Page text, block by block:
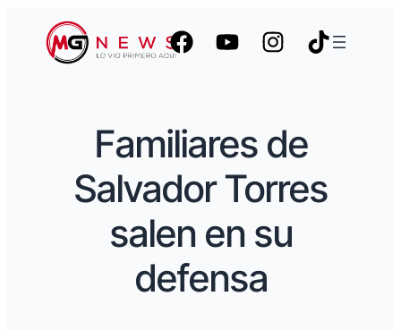
Familiares de
Salvador Torres
salen en su
defensa